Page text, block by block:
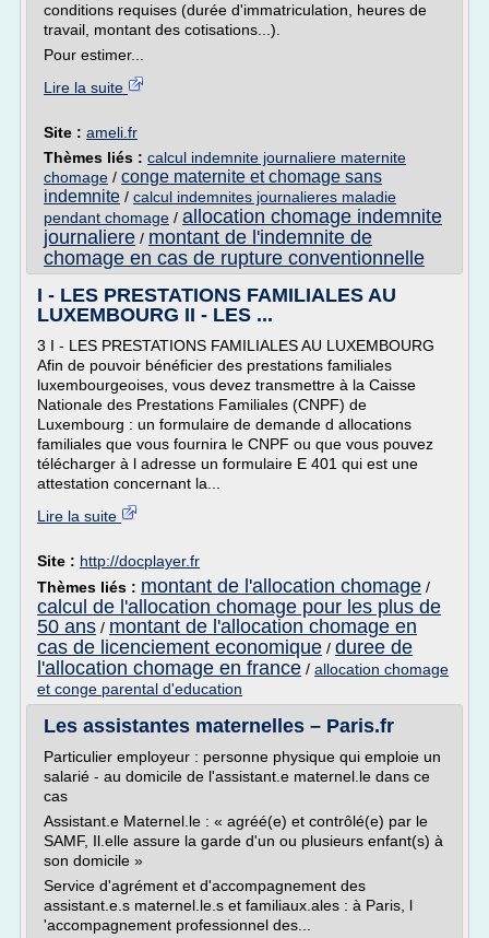
conditions requises (durée d'immatriculation, heures de
travail, montant des cotisations...).
Pour estimer...
Lire la suite
Site : ameli.fr
Thèmes liés : calcul indemnite journaliere maternite
chomage / conge maternite et chomage sans
indemnite / calcul indemnites journalieres maladie
pendant chomage / allocation chomage indemnite
journaliere / montant de l'indemnite de
chomage en cas de rupture conventionnelle
I - LES PRESTATIONS FAMILIALES AU
LUXEMBOURG II - LES ...
3 I - LES PRESTATIONS FAMILIALES AU LUXEMBOURG
Afin de pouvoir bénéficier des prestations familiales
luxembourgeoises, vous devez transmettre à la Caisse
Nationale des Prestations Familiales (CNPF) de
Luxembourg : un formulaire de demande d allocations
familiales que vous fournira le CNPF ou que vous pouvez
télécharger à l adresse un formulaire E 401 qui est une
attestation concernant la...
Lire la suite
Site : http://docplayer.fr
Thèmes liés : montant de l'allocation chomage /
calcul de l'allocation chomage pour les plus de
50 ans / montant de l'allocation chomage en
cas de licenciement economique / duree de
l'allocation chomage en france / allocation chomage
et conge parental d'education
Les assistantes maternelles – Paris.fr
Particulier employeur : personne physique qui emploie un
salarié - au domicile de l'assistant.e maternel.le dans ce
cas
Assistant.e Maternel.le : « agréé(e) et contrôlé(e) par le
SAMF, Il.elle assure la garde d'un ou plusieurs enfant(s) à
son domicile »
Service d'agrément et d'accompagnement des
assistant.e.s maternel.le.s et familiaux.ales : à Paris, l
'accompagnement professionnel des...